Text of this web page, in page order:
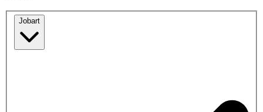
Jobart